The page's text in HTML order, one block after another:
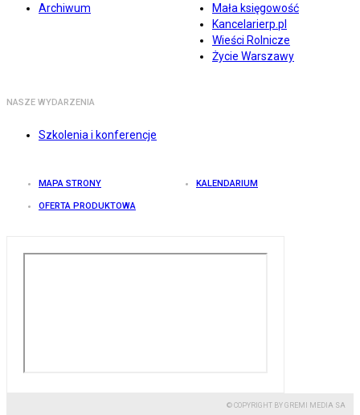
Archiwum
Mała księgowość
Kancelarierp.pl
Wieści Rolnicze
Życie Warszawy
NASZE WYDARZENIA
Szkolenia i konferencje
MAPA STRONY KALENDARIUM
OFERTA PRODUKTOWA
© COPYRIGHT BY GREMI MEDIA SA